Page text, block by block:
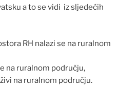
a to se vidi iz sljedećih
RH nalazi se na ruralnom
na ruralnom području,
na ruralnom području.